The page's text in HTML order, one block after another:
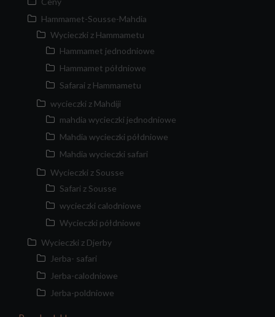
Hammamet-Sousse-Mahdia
Wycieczki z Hammametu
Hammamet jednodniowe
Hammamet półdniowe
Safarai z Hammametu
wycieczki z Mahdiji
mahdia wycieczki jednodniowe
Mahdia wycieczki półdniowe
Mahdia wycieczki safari
Wycieczki z Sousse
Safari z Sousse
wycieczki calodniowe
Wycieczki półdniowe
Wycieczki z Djerby
Jerba- safari
Jerba-calodniowe
Jerba-poldniowe